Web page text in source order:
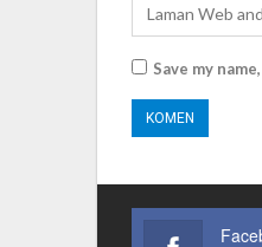
Save my